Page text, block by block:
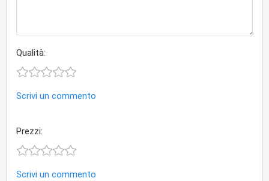
Qualità:
Scrivi un commento
Prezzi:
Scrivi un commento